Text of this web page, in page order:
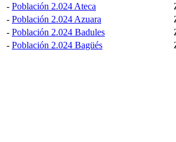
- Población 2.024 Ateca
- Población 2.024 Azuara
- Población 2.024 Badules
- Población 2.024 Bagüés